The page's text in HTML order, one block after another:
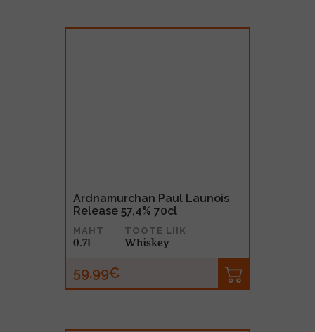
Ardnamurchan Paul Launois
Release 57,4% 70cl
MAHT
0.7l
TOOTE LIIK
Whiskey
59.99€